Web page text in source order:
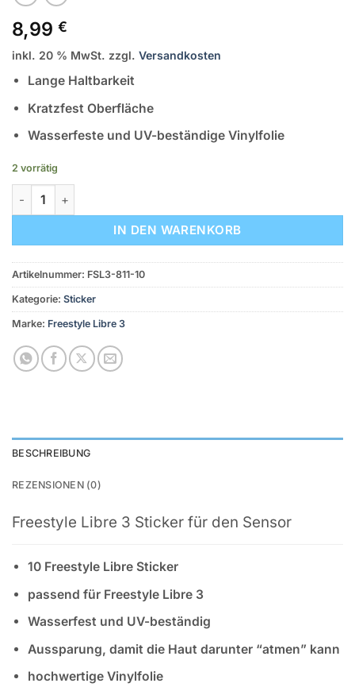
8,99 €
inkl. 20 % MwSt. zzgl. Versandkosten
Lange Haltbarkeit
Kratzfest Oberfläche
Wasserfeste und UV-beständige Vinylfolie
2 vorrätig
Freestyle Libre 3 Sticker - 10er Set "Colorful" Menge
IN DEN WARENKORB
Artikelnummer: FSL3-811-10
Kategorie: Sticker
Marke: Freestyle Libre 3
BESCHREIBUNG
REZENSIONEN (0)
Freestyle Libre 3 Sticker für den Sensor
10 Freestyle Libre Sticker
passend für Freestyle Libre 3
Wasserfest und UV-beständig
Aussparung, damit die Haut darunter “atmen” kann
hochwertige Vinylfolie